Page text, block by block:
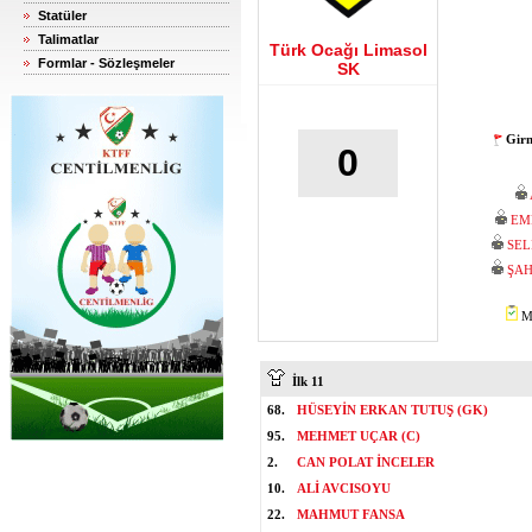
Statüler
Talimatlar
Formlar - Sözleşmeler
Türk Ocağı Limasol
SK
0
İlk 11
68.
HÜSEYİN ERKAN TUTUŞ (GK)
95.
MEHMET UÇAR (C)
2.
CAN POLAT İNCELER
10.
ALİ AVCISOYU
22.
MAHMUT FANSA